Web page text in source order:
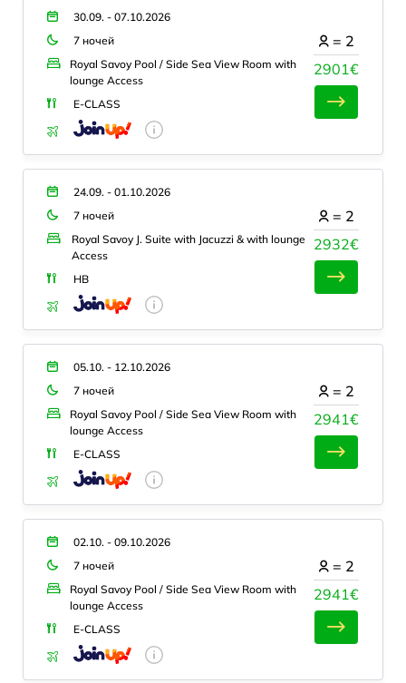
30.09. - 07.10.2026
7 ночей
Royal Savoy Pool / Side Sea View Room with
lounge Access
E-CLASS
2901€
= 2
24.09. - 01.10.2026
7 ночей
Royal Savoy J. Suite with Jacuzzi & with lounge
Access
HB
2932€
= 2
05.10. - 12.10.2026
7 ночей
Royal Savoy Pool / Side Sea View Room with
lounge Access
E-CLASS
2941€
= 2
02.10. - 09.10.2026
7 ночей
Royal Savoy Pool / Side Sea View Room with
lounge Access
E-CLASS
2941€
= 2